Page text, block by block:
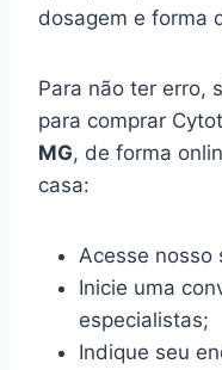
dosagem e forma
Para não ter erro,
para comprar
MG, de forma
casa:
Acesse nosso
Inicie uma
especialistas;
Indique seu